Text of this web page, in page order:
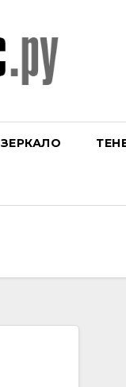
ЗЕРКАЛО